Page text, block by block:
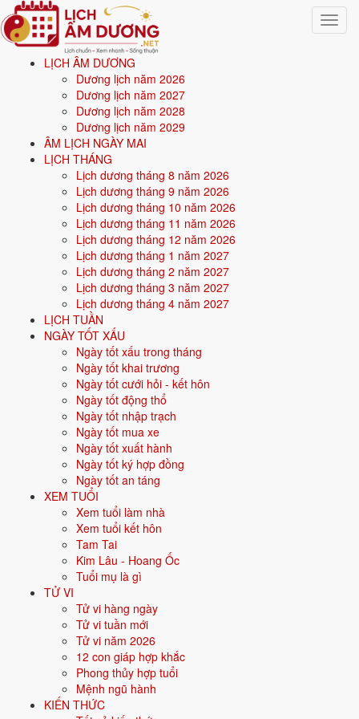
Toggle
LỊCH ÂM DƯƠNG
Dương lịch năm 2026
Dương lịch năm 2027
Dương lịch năm 2028
Dương lịch năm 2029
ÂM LỊCH NGÀY MAI
LỊCH THÁNG
Lịch dương tháng 8 năm 2026
Lịch dương tháng 9 năm 2026
Lịch dương tháng 10 năm 2026
Lịch dương tháng 11 năm 2026
Lịch dương tháng 12 năm 2026
Lịch dương tháng 1 năm 2027
Lịch dương tháng 2 năm 2027
Lịch dương tháng 3 năm 2027
Lịch dương tháng 4 năm 2027
LỊCH TUẦN
NGÀY TỐT XẤU
Ngày tốt xấu trong tháng
Ngày tốt khai trương
Ngày tốt cưới hỏi - kết hôn
Ngày tốt động thổ
Ngày tốt nhập trạch
Ngày tốt mua xe
Ngày tốt xuất hành
Ngày tốt ký hợp đồng
Ngày tốt an táng
XEM TUỔI
Xem tuổi làm nhà
Xem tuổi kết hôn
Tam Tai
Kim Lâu - Hoang Ốc
Tuổi mụ là gì
TỬ VI
Tử vi hàng ngày
Tử vi tuần mới
Tử vi năm 2026
12 con giáp hợp khắc
Phong thủy hợp tuổi
Mệnh ngũ hành
KIẾN THỨC
Trang chủ
Ngày tốt xấu
Ngày nhập trạch - về nhà mới
Xem ngày tốt - ngày đẹp
nhập trạch năm 2026
Nguyễn Minh An·Cập nhật: 03/06/2026
8/2026 có14 ngày tốtđể nhập trạch; đẹp nhất:
Điểm cao các ngày này đến từ Trực hợp an cư, Sao 28 Tú lành và
Hoàng Đạo. Trên mỗi thẻ ngày có sẵn giờ đẹp cùng tuổi hợp - kỵ;
phần kiêng nằm cuối trang. Tháng 8 dương nhằm tháng 6 âm lịch (Ất
Lọc ngày nhập trạch - 8/2026
Ngày sinh của bạn (xem ngày hợp tuổi)
Tháng 8/2026 có 14 ngày tốt
nhập trạch nào?
Ngày tốt phía dưới chỉ trọn vẹn khi hợp tuổi gia chủ và chọn đúng giờ
Hoàng Đạo. Hệ thống đã trừ điểm sẵn các ngày Tam Nương, Nguyệt
Kỵ, Dương Công Kỵ Nhật.
Muốn xem trọn lịch cả tháng thay vì chỉ lọc riêng nhập trạch, xem
tháng 8/2026
Ngày Tốt Trung bình Ngày Xấu
Tháng 8/2026 có 14 ngày Tốt, 14 ngày Trung bình và 3 ngày Xấu cho
nhập trạch. Đẹp nhất là 5/8, 9/8, 11/8. Mỗi thẻ ngày ghi rõ lý do, giờ
Hoàng Đạo và tuổi hợp - kỵ.
Tháng 8
1 19/6 âm